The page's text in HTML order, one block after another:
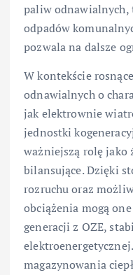
paliw odnawialnych,
odpadów
pozwala na dalsze
W kontekście
odnawialnych o
jak elektrownie
jednostki
ważniejszą rolę jako
bilansujące. Dzięki
rozruchu oraz
obciążenia mogą
generacji z OZE,
magazynowania